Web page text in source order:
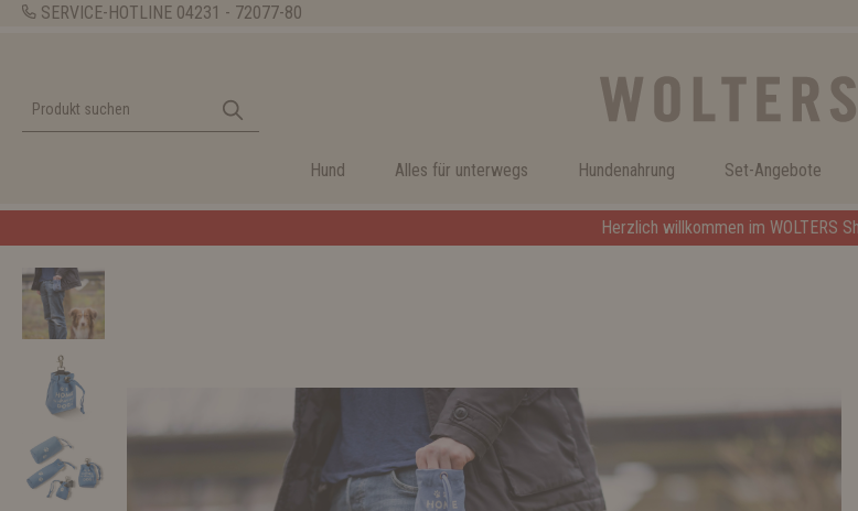
SERVICE-HOTLINE 04231 - 72077-80
Hund Alles für unterwegs Hundenahrung Set-Angebote
Herzlich willkommen im WOLTERS